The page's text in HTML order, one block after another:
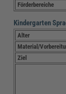
Förderbereiche
Kindergarten
Alter
Material/
Ziel